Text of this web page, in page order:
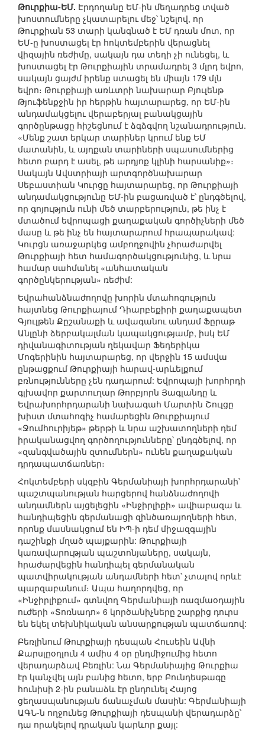
Թուրքիա-ԵՄ. Էրդողանը ԵՄ-ին մեղադրեց տված
խոստումները չկատարելու մեջ՝ նշելով, որ
Թուրքիան 53 տարի կանգնած է ԵՄ դռան մոտ, որ
ԵՄ-ը խոստացել էր հոկտեմբերին վերացնել
վիզային ռեժիմը, սակայն դա տեղի չի ունեցել, և
խոստացել էր Թուրքիային տրամադրել 3 մլրդ եվրո,
սակայն ցայժմ իրենք ստացել են միայն 179 մլն
եվրո։ Թուրքիայի առևտրի նախարար Բյուլենթ
Թյուֆենքջին իր հերթին հայտարարեց, որ ԵՄ-ին
անդամակցելու վերաբերյալ բանակցային
գործընթացը հիշեցնում է ձգձգվող նշանադրություն.
«Մենք շատ երկար տարիներ կրում ենք ԵՄ
մատանին, և այդքան տարիների սպասումներից
հետո բարդ է ասել, թե արդյոք կլինի հարսանիք»։
Սակայն Ավստրիայի արտգործնախարար
Սեբաստիան Կուրցը հայտարարեց, որ Թուրքիայի
անդամակցությունը ԵՄ-ին բացառված է՝ ընդգծելով,
որ գոյություն ունի մեծ տարբերություն, թե ինչ է
մտածում եվրոպացի քաղաքական գործիչների մեծ
մասը և թե ինչ են հայտարարում հրապարակավ:
Կուրցն առաջարկեց ամբողջովին չհրաժարվել
Թուրքիայի հետ համագործակցությունից, և նրա
համար սահմանել «անհատական
գործընկերության» ռեժիմ:
Եվրահանձնաժողովը խորին մտահոգություն
հայտնեց Թուրքիայում Դիարբեքիրի քաղաքապետ
Գյուլթեն Քըշանաքի և ավագանու անդամ Ֆըրաթ
Անլընի ձերբակալման կապակցությամբ, իսկ ԵՄ
դիվանագիտության ղեկավար Ֆեդերիկա
Մոգերինին հայտարարեց, որ վերջին 15 ամսվա
ընթացքում Թուրքիայի հարավ-արևելքում
բռնությունները չեն դադարում: Եվրոպայի խորհրդի
գլխավոր քարտուղար Թորբյորն Յագլանդը և
Եվրախորհրդարանի նախագահ Մարտին Շուլցը
խիստ մտահոգիչ համարեցին Թուրքիայում
«Ջումհուրիյեթ» թերթի և նրա աշխատողների դեմ
իրականացվող գործողությունները՝ ընդգծելով, որ
«զանգվածային զտումներն» ունեն քաղաքական
դրդապատճառներ։
Հոկտեմբերի սկզբին Գերմանիայի խորհրդարանի՝
պաշտպանության հարցերով հանձնաժողովի
անդամներն այցելեցին «Ինջիրլիքի» ավիաբազա և
հանդիպեցին գերմանացի զինծառայողների հետ,
որոնք մասնակցում են ԻՊ-ի դեմ միջազգային
դաշինքի մղած պայքարին: Թուրքիայի
կառավարության պաշտոնյաները, սակայն,
հրաժարվեցին հանդիպել գերմանական
պատվիրակության անդամների հետ՝ չտալով որևէ
պարզաբանում։ Ապա հաղորդվեց, որ
«Ինջիրլիքում» գտնվող Գերմանիայի ռազմաօդային
ուժերի «Տոռնադո» 6 կործանիչները շարքից դուրս
են եկել տեխնիկական անսարքության պատճառով:
Բեռլինում Թուրքիայի դեսպան Հուսեին Ավնի
Քարսլըօղլուն 4 ամիս 4 օր ընդմիջումից հետո
վերադարձավ Բեռլին: Նա Գերմանիայից Թուրքիա
էր կանչվել այն բանից հետո, երբ Բունդեսթագը
հունիսի 2-ին բանաձև էր ընդունել Հայոց
ցեղասպանության ճանաչման մասին: Գերմանիայի
ԱԳՆ-ն ողջունեց Թուրքիայի դեսպանի վերադարձը՝
դա որակելով դրական կարևոր քայլ: